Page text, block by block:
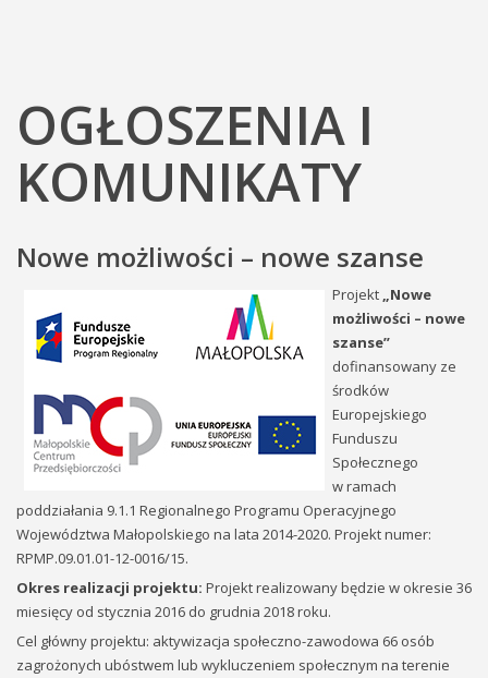
OGŁOSZENIA I
KOMUNIKATY
Nowe możliwości – nowe szanse
Projekt „Nowe
możliwości – nowe
szanse”
dofinansowany ze
środków
Europejskiego
Funduszu
Społecznego
w ramach
poddziałania 9.1.1 Regionalnego Programu Operacyjnego
Województwa Małopolskiego na lata 2014-2020. Projekt numer:
RPMP.09.01.01-12-0016/15.
Okres realizacji projektu: Projekt realizowany będzie w okresie 36
miesięcy od stycznia 2016 do grudnia 2018 roku.
Cel główny projektu: aktywizacja społeczno-zawodowa 66 osób
zagrożonych ubóstwem lub wykluczeniem społecznym na terenie